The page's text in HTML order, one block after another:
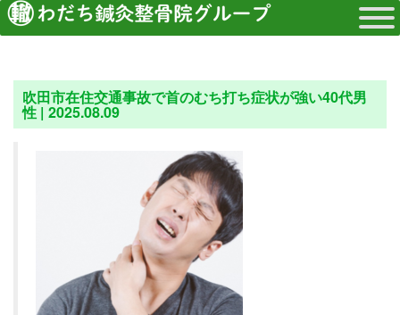
吹田市在住交通事故で首のむち打ち症状が強い40代男
性 | 2025.08.09